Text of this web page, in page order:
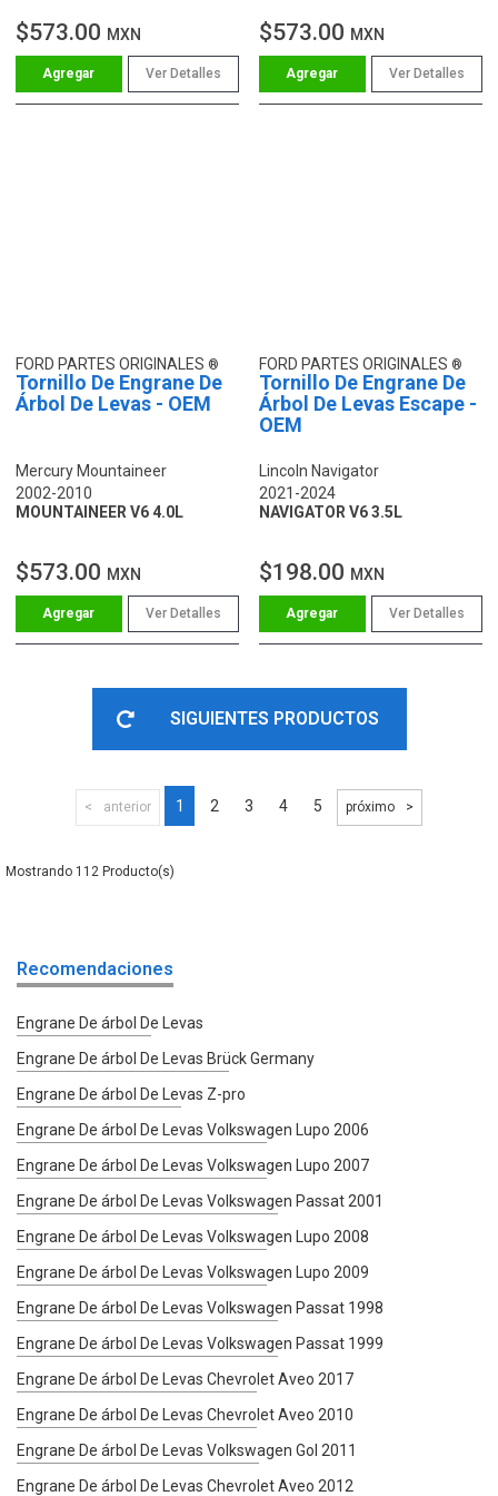
$573.00 MXN
Ver Detalles
$573.00 MXN
Ver Detalles
FORD PARTES ORIGINALES
Tornillo De Engrane De
Árbol De Levas - OEM
Mercury Mountaineer
2002-2010
MOUNTAINEER V6 4.0L
$573.00 MXN
Ver Detalles
FORD PARTES ORIGINALES
Tornillo De Engrane De
Árbol De Levas Escape -
OEM
Lincoln Navigator
2021-2024
NAVIGATOR V6 3.5L
$198.00 MXN
Ver Detalles
SIGUIENTES PRODUCTOS
anterior 1 2 3 4 5 próximo
112
Recomendaciones
Engrane De árbol De Levas
Engrane De árbol De Levas Brück Germany
Engrane De árbol De Levas Z-pro
Engrane De árbol De Levas Volkswagen Lupo 2006
Engrane De árbol De Levas Volkswagen Lupo 2007
Engrane De árbol De Levas Volkswagen Passat 2001
Engrane De árbol De Levas Volkswagen Lupo 2008
Engrane De árbol De Levas Volkswagen Lupo 2009
Engrane De árbol De Levas Volkswagen Passat 1998
Engrane De árbol De Levas Volkswagen Passat 1999
Engrane De árbol De Levas Chevrolet Aveo 2017
Engrane De árbol De Levas Chevrolet Aveo 2010
Engrane De árbol De Levas Volkswagen Gol 2011
Engrane De árbol De Levas Chevrolet Aveo 2012